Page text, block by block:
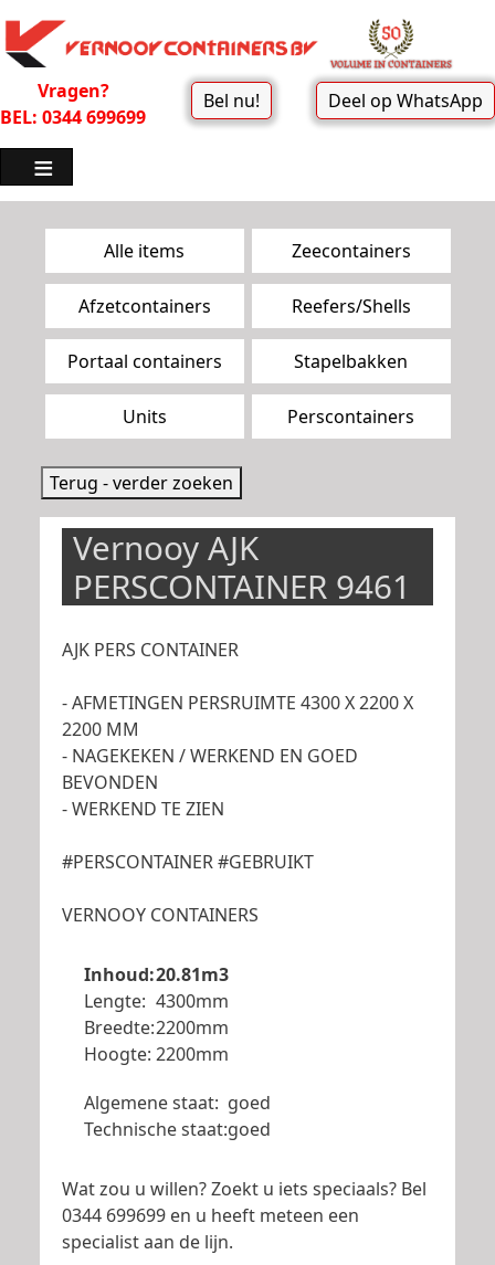
Vragen?
BEL: 0344 699699
Bel nu! Deel op WhatsApp
Zoekpagina menu
Alle items Zeecontainers
Afzetcontainers Reefers/Shells
Portaal containers Stapelbakken
Units Perscontainers
Terug - verder zoeken
Vernooy AJK
PERSCONTAINER 9461
AJK PERS CONTAINER
- AFMETINGEN PERSRUIMTE 4300 X 2200 X
2200 MM
- NAGEKEKEN / WERKEND EN GOED
BEVONDEN
- WERKEND TE ZIEN
#PERSCONTAINER #GEBRUIKT
VERNOOY CONTAINERS
Inhoud:20.81m3
Lengte: 4300mm
Breedte:2200mm
Hoogte: 2200mm
Algemene staat: goed
Technische staat:goed
Wat zou u willen? Zoekt u iets speciaals? Bel
0344 699699 en u heeft meteen een
specialist aan de lijn.